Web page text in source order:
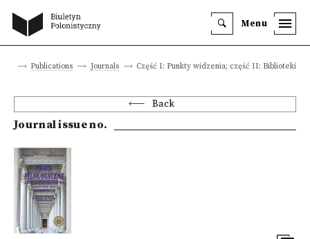
Menu
Publications Journals Część I: Punkty widzenia; część II: Biblioteki
Back
Journal issue no.